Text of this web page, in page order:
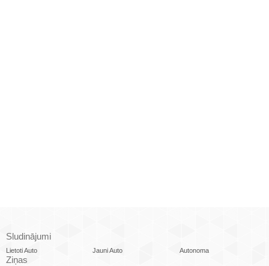
Sludinājumi
Lietoti Auto Jauni Auto Autonoma
Ziņas